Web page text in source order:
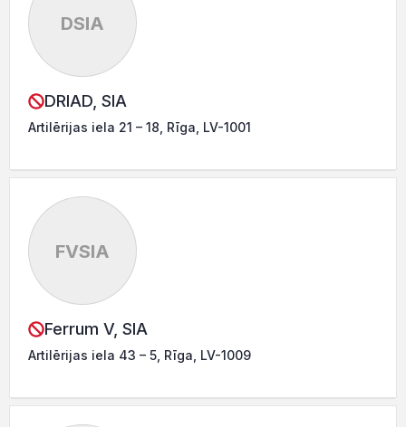
DSIA
DRIAD, SIA
Artilērijas iela 21 – 18, Rīga, LV-1001
FVSIA
Ferrum V, SIA
Artilērijas iela 43 – 5, Rīga, LV-1009